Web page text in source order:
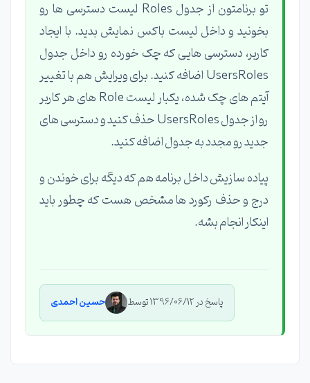
تو برنامتون از جدول Roles لیست دسترسی ها رو
بخونید و داخل لیست باکس نمایش بدید. با ایجاد
کاربر، دسترسی هایی که چک خورده رو داخل جدول
UsersRoles اضافه کنید. برای ویرایش هم با تغییر
آیتم های چک شده، یکبار لیست Role های هر کاربر
رو از جدول UsersRoles حذف کنید و دسترسی های
جدید رو مجدد به جدول اضافه کنید.
پیاده سازیش داخل برنامه هم که دیگه برای خوندن و
درج و حذف رکورد ها مشخص هست که چطور باید
اینکار انجام بشه.
پاسخ در 1396/06/12 توسط حسین احمدی